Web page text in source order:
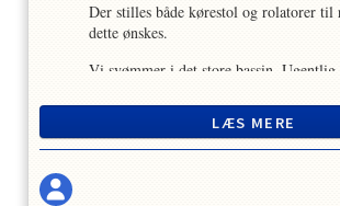
Der stilles både kørestol og rolatorer til
dette ønskes.
Vi svømmer i det store bassin.
LÆS MERE